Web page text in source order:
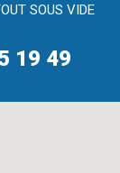
SOUS VIDE
19 49